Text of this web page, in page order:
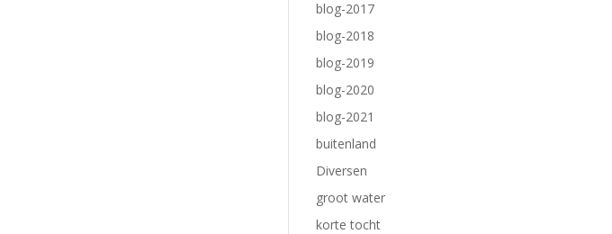
blog-2017
blog-2018
blog-2019
blog-2020
blog-2021
buitenland
Diversen
groot water
korte tocht